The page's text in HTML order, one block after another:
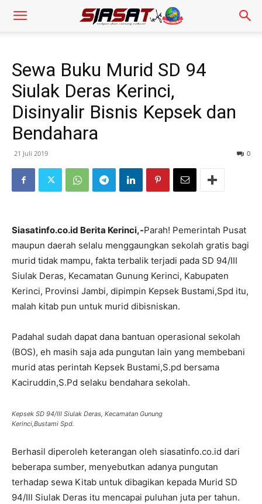
Sewa Buku Murid SD 94
Siulak Deras Kerinci,
Disinyalir Bisnis Kepsek dan
Bendahara
21 Juli 2019 0
Siasatinfo.co.id Berita Kerinci,-Parah! Pemerintah Pusat
maupun daerah selalu menggaungkan sekolah gratis bagi
murid tidak mampu, fakta terbalik terjadi pada SD 94/III
Siulak Deras, Kecamatan Gunung Kerinci, Kabupaten
Kerinci, Provinsi Jambi, dipimpin Kepsek Bustami,Spd itu,
malah kitab pun untuk murid dibisniskan.
Padahal sudah dapat dana bantuan operasional sekolah
(BOS), eh masih saja ada pungutan lain yang membebani
murid atas perintah Kepsek Bustami,S.pd bersama
Kaciruddin,S.Pd selaku bendahara sekolah.
Kepsek SD 94/III Siulak Deras, Kecamatan Gunung
Kerinci,Bustami Spd.
Berhasil diperoleh keterangan oleh siasatinfo.co.id dari
beberapa sumber, menyebutkan adanya pungutan
terhadap sewa Kitab untuk dibagikan kepada Murid SD
94/III Siulak Deras itu mencapai puluhan juta per tahun.